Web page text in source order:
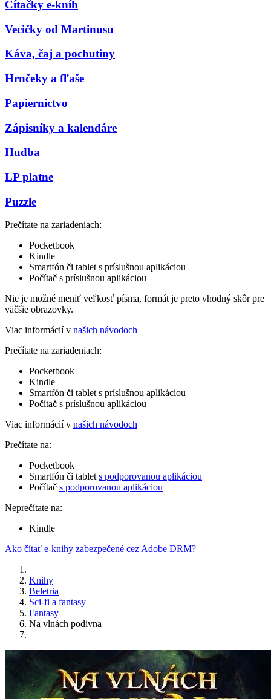
Čítačky e-kníh
Vecičky od Martinusu
Káva, čaj a pochutiny
Hrnčeky a fľaše
Papiernictvo
Zápisníky a kalendáre
Hudba
LP platne
Puzzle
Prečítate na zariadeniach:
Pocketbook
Kindle
Smartfón či tablet s príslušnou aplikáciou
Počítač s príslušnou aplikáciou
Nie je možné meniť veľkosť písma, formát je preto vhodný skôr pre
väčšie obrazovky.
Viac informácií v našich návodoch
Prečítate na zariadeniach:
Pocketbook
Kindle
Smartfón či tablet s príslušnou aplikáciou
Počítač s príslušnou aplikáciou
Viac informácií v našich návodoch
Prečítate na:
Pocketbook
Smartfón či tablet s podporovanou aplikáciou
Počítač s podporovanou aplikáciou
Neprečítate na:
Kindle
Ako čítať e-knihy zabezpečené cez Adobe DRM?
Knihy
Beletria
Sci-fi a fantasy
Fantasy
Na vlnách podivna